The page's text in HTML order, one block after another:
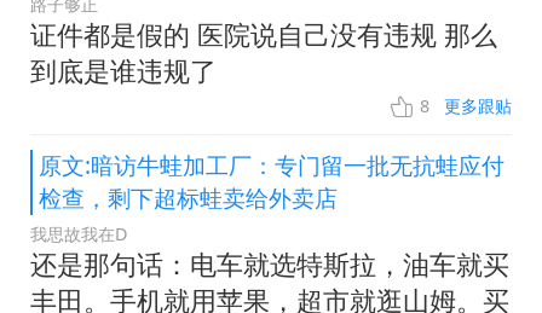
路子够正
证件都是假的 医院说自己没有违规 那么
到底是谁违规了
8 更多跟贴
原文:暗访牛蛙加工厂：专门留一批无抗蛙应付
检查，剩下超标蛙卖给外卖店
我思故我在D
还是那句话：电车就选特斯拉，油车就买
丰田。手机就用苹果，超市就逛山姆。买